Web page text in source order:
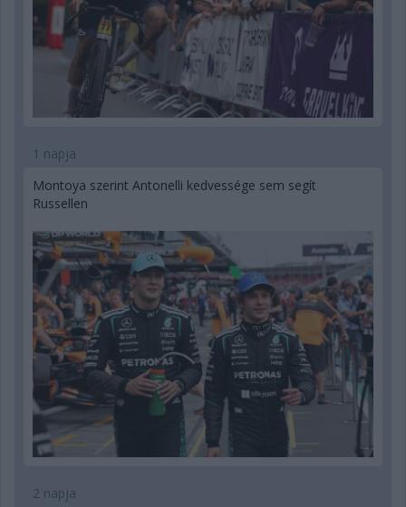
1 napja
Montoya szerint Antonelli kedvessége sem segít
Russellen
2 napja